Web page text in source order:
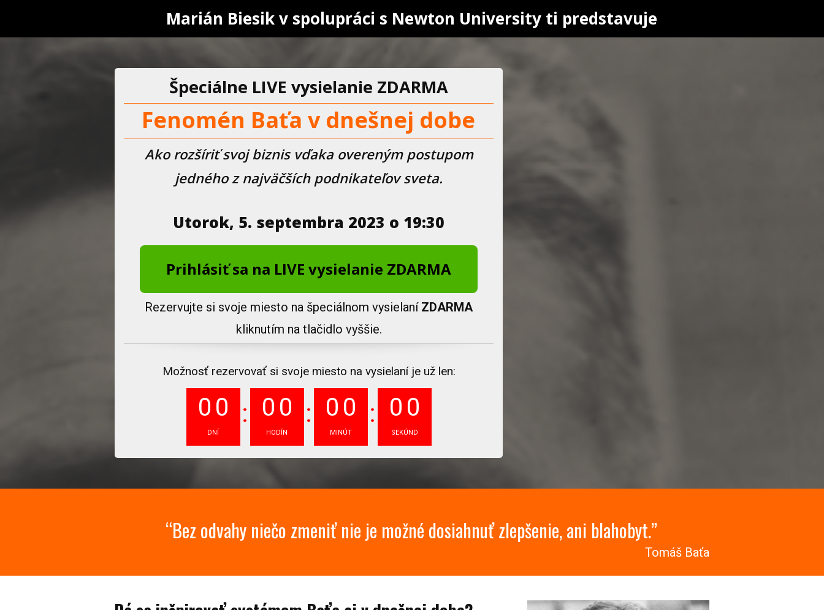
Marián Biesik v spolupráci s Newton University ti predstavuje
Špeciálne LIVE vysielanie ZDARMA
Fenomén Baťa v dnešnej dobe
Ako rozšíriť svoj biznis vďaka overeným postupom
jedného z najväčších podnikateľov sveta.
Utorok, 5. septembra 2023 o 19:30
Prihlásiť sa na LIVE vysielanie ZDARMA
Rezervujte si svoje miesto na špeciálnom vysielaní ZDARMA
kliknutím na tlačidlo vyššie.
Možnosť rezervovať si svoje miesto na vysielaní je už len:
0 0
DNÍ
0 0
HODÍN
0 0
MINÚT
0 0
SEKÚND
“Bez odvahy niečo zmeniť nie je možné dosiahnuť zlepšenie, ani blahobyt.”
Tomáš Baťa